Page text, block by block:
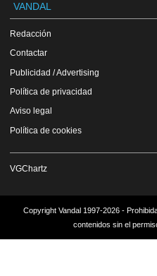
VANDAL
Redacción
Contactar
Publicidad / Advertising
Política de privacidad
Aviso legal
Política de cookies
VGChartz
Copyright Vandal 1997-2026 -
contenidos sin el